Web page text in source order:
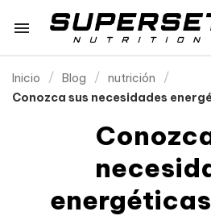

Inicio Blog
nutrición
Conozca sus necesidades